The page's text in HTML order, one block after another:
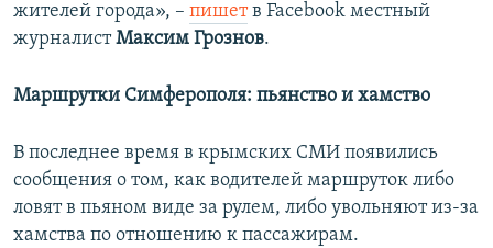
жителей города», – пишетв Facebook местный
журналистМаксим Грознов.
Маршрутки Симферополя: пьянство и хамство
В последнее время в крымских СМИ появились
сообщения о том, как водителей маршруток либо
ловят в пьяном виде за рулем, либо увольняют из-за
хамства по отношению к пассажирам.